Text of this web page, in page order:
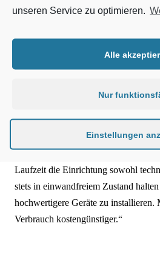
sanieren und eine weitere Sporthalle
und die geplanten Kosten nicht
als ÖPP-Modell hat dazu geführt,
Sporthallen nach fünf Jahren im
Labor errichtet und die
können. Denn, so der Bürgermeister
Gemeinde, Dieter Mörlein: „Da der
Laufzeit die Einrichtung sowohl
stets in einwandfreiem Zustand
hochwertigere Geräte zu installieren.
Verbrauch kostengünstiger.“
unseren Service zu optimieren.
Alle
Nur
Einstellungen